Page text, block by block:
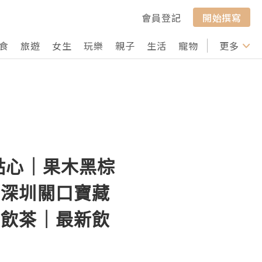
會員登記
開始撰寫
旅遊 女生 玩樂 親子 生活 寵物 行山 打卡
更多
｜果木黑棕
圳關口寶藏
茶｜最新飲